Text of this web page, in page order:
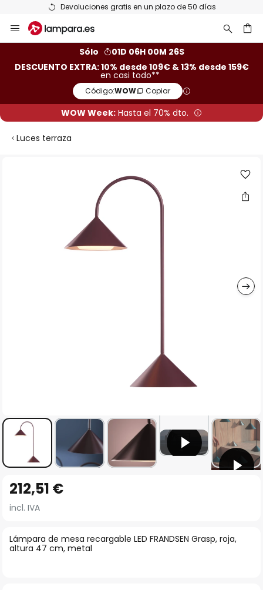
Devoluciones gratis en un plazo de 50 días
al
Sólo
01D 06H 00M 25S
DESCUENTO EXTRA: 10% desde 109€ & 13% desde 159€
en casi todo**
Código:WOW Copiar
WOW Week: Hasta el 70% dto.
Luces terraza
comienzo
la
galería
Lámpara de mesa recargable LED FRANDSEN Grasp, roja,
altura 47 cm, metal
212,51 €
incl. IVA